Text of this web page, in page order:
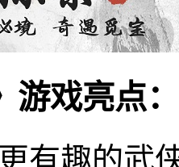
游戏亮点：
有趣的武